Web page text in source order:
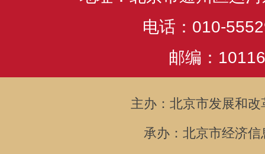
电话：010-
邮编：
主办：北京市发展和改
承办：北京市经济信